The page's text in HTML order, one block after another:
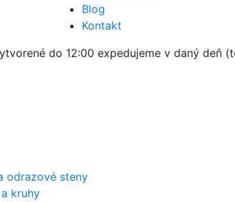
Blog
Kontakt
do 12:00 expedujeme v daný deň
odrazové steny
kruhy